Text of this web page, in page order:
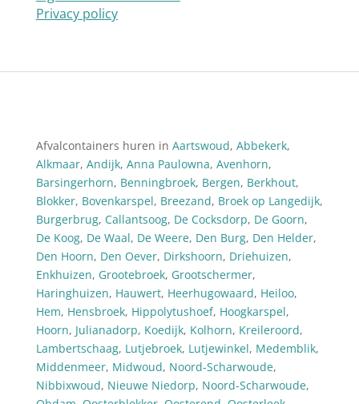
Privacy policy
Afvalcontainers huren in Aartswoud, Abbekerk,
Alkmaar, Andijk, Anna Paulowna, Avenhorn,
Barsingerhorn, Benningbroek, Bergen, Berkhout,
Blokker, Bovenkarspel, Breezand, Broek op Langedijk,
Burgerbrug, Callantsoog, De Cocksdorp, De Goorn,
De Koog, De Waal, De Weere, Den Burg, Den Helder,
Den Hoorn, Den Oever, Dirkshoorn, Driehuizen,
Enkhuizen, Grootebroek, Grootschermer,
Haringhuizen, Hauwert, Heerhugowaard, Heiloo,
Hem, Hensbroek, Hippolytushoef, Hoogkarspel,
Hoorn, Julianadorp, Koedijk, Kolhorn, Kreileroord,
Lambertschaag, Lutjebroek, Lutjewinkel, Medemblik,
Middenmeer, Midwoud, Noord-Scharwoude,
Nibbixwoud, Nieuwe Niedorp, Noord-Scharwoude,